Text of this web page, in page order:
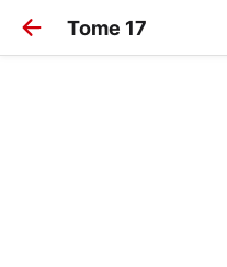
Tome 17